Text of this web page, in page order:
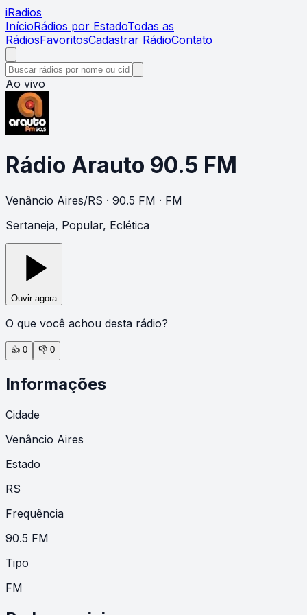
iRadios
InícioRádios por EstadoTodas as
RádiosFavoritosCadastrar RádioContato
Ao vivo
Rádio Arauto 90.5 FM
Venâncio Aires/RS · 90.5 FM · FM
Sertaneja, Popular, Eclética
Ouvir agora
O que você achou desta rádio?
👍 0 👎 0
Informações
Cidade
Venâncio Aires
Estado
RS
Frequência
90.5 FM
Tipo
FM